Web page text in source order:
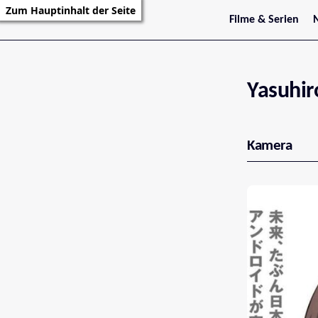
Zum Hauptinhalt der Seite
Filme & Serien
Trailer
Serienarchiv
Kamera